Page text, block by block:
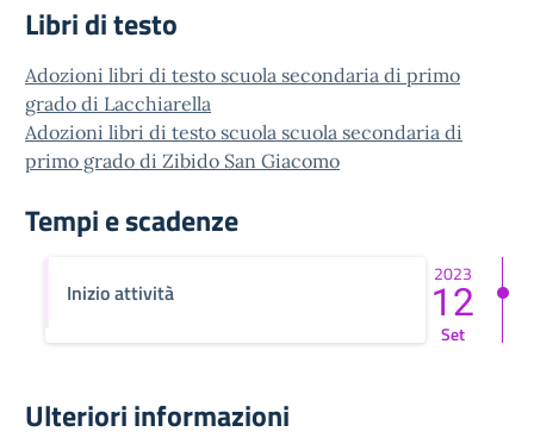
Libri di testo
Adozioni libri di testo scuola secondaria di primo
grado di Lacchiarella
Adozioni libri di testo scuola scuola secondaria di
primo grado di Zibido San Giacomo
Tempi e scadenze
2023
12
Set
Inizio attività
Ulteriori informazioni